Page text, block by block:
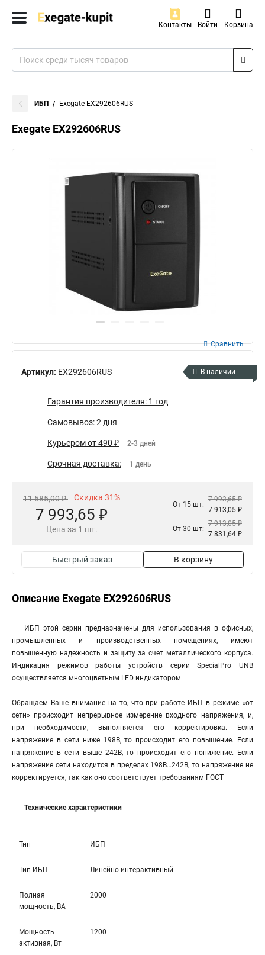
Контакты Войти Корзина
ИБП Exegate EX292606RUS
Exegate EX292606RUS
Артикул: EX292606RUS
Сравнить
В наличии
Гарантия производителя: 1 год
Самовывоз: 2 дня
Курьером от 490 ₽ 2-3 дней
Срочная доставка: 1 день
11 585,00 ₽ Скидка 31%
7 993,65 ₽
Цена за 1 шт.
От 15 шт:
7 993,65 ₽
7 913,05 ₽
От 30 шт:
7 913,05 ₽
7 831,64 ₽
Быстрый заказ В корзину
Описание Exegate EX292606RUS
ИБП этой серии предназначены для использования в офисных,
промышленных и производственных помещениях, имеют
повышенную надежность и защиту за счет металлического корпуса.
Индикация режимов работы устройств серии SpecialPro UNB
осуществляется многоцветным LED индикатором.
Обращаем Ваше внимание на то, что при работе ИБП в режиме «от
сети» происходит непрерывное измерение входного напряжения, и,
при необходимости, выполняется его корректировка. Если
напряжение в сети ниже 198В, то происходит его повышение. Если
напряжение в сети выше 242В, то происходит его понижение. Если
напряжение сети находится в пределах 198В…242В, то напряжение не
корректируется, так как оно соответствует требованиям ГОСТ
Технические характеристики
Тип ИБП
Тип ИБП Линейно-интерактивный
Полная
мощность, ВА
2000
Мощность
активная, Вт
1200